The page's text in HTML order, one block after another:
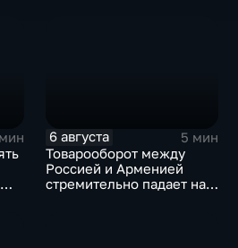
6 августа
5 мин
Товарооборот между
Россией и Арменией
стремительно падает на